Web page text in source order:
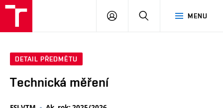
MENU
PŘIHLÁSIT
DETAIL PŘEDMĚTU
Technická měření